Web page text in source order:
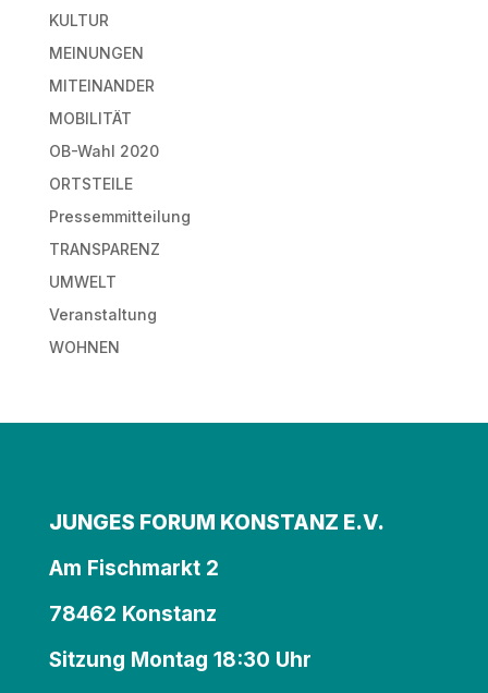
KULTUR
MEINUNGEN
MITEINANDER
MOBILITÄT
OB-Wahl 2020
ORTSTEILE
Pressemmitteilung
TRANSPARENZ
UMWELT
Veranstaltung
WOHNEN
JUNGES FORUM KONSTANZ E.V.
Am Fischmarkt 2
78462 Konstanz
Sitzung Montag 18:30 Uhr